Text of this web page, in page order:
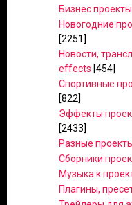
Бизнес
Новогодние
[2251]
Новости,
effects [454]
Спортивные
[822]
Эффекты
[2433]
Разные
Сборники
Музыка к
Плагины,